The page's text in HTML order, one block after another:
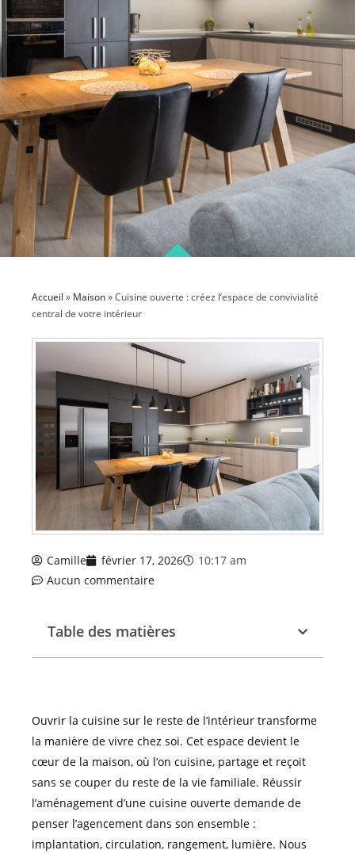
Accueil » Maison»Cuisine ouverte : créez l’espace de convivialité
central de votre intérieur
Camille février 17, 2026
10:17 am
Aucun commentaire
Table des matières
Ouvrir la cuisine sur le reste de l’intérieur transforme
la manière de vivre chez soi. Cet espace devient le
cœur de la maison, où l’on cuisine, partage et reçoit
sans se couper du reste de la vie familiale. Réussir
l’aménagement d’une cuisine ouverte demande de
penser l’agencement dans son ensemble :
implantation, circulation, rangement, lumière. Nous